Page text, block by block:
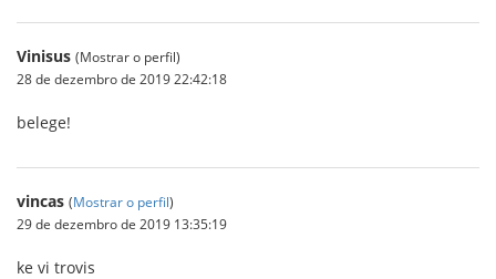
Vinisus (Mostrar o perfil)
28 de dezembro de 2019 22:42:18
belege!
vincas (Mostrar o perfil)
29 de dezembro de 2019 13:35:19
ke vi trovis